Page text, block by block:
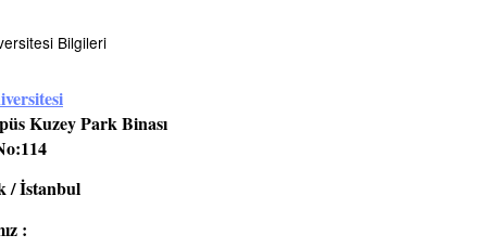
Bilgileri
Kuzey Park Binası
/ İstanbul
: